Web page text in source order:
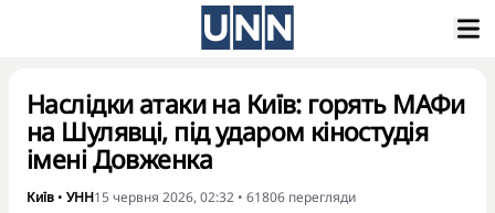
Наслідки атаки на Київ: горять МАФи
на Шулявці, під ударом кіностудія
імені Довженка
Київ • УНН15 червня 2026, 02:32 • 61806 перегляди